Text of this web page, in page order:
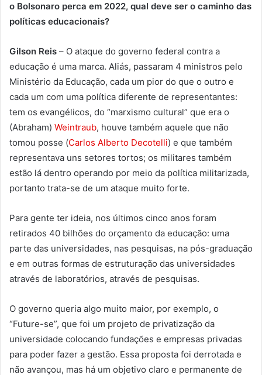
o Bolsonaro perca em 2022, qual deve ser o caminho das
políticas educacionais?
Gilson Reis – O ataque do governo federal contra a
educação é uma marca. Aliás, passaram 4 ministros pelo
Ministério da Educação, cada um pior do que o outro e
cada um com uma política diferente de representantes:
tem os evangélicos, do “marxismo cultural” que era o
(Abraham) Weintraub, houve também aquele que não
tomou posse (Carlos Alberto Decotelli) e que também
representava uns setores tortos; os militares também
estão lá dentro operando por meio da política militarizada,
portanto trata-se de um ataque muito forte.
Para gente ter ideia, nos últimos cinco anos foram
retirados 40 bilhões do orçamento da educação: uma
parte das universidades, nas pesquisas, na pós-graduação
e em outras formas de estruturação das universidades
através de laboratórios, através de pesquisas.
O governo queria algo muito maior, por exemplo, o
“Future-se”, que foi um projeto de privatização da
universidade colocando fundações e empresas privadas
para poder fazer a gestão. Essa proposta foi derrotada e
não avançou, mas há um objetivo claro e permanente de